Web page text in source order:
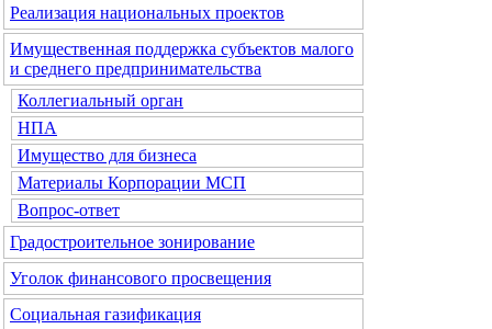
Реализация национальных проектов
Имущественная поддержка субъектов малого
и среднего предпринимательства
Коллегиальный орган
НПА
Имущество для бизнеса
Материалы Корпорации МСП
Вопрос-ответ
Градостроительное зонирование
Уголок финансового просвещения
Социальная газификация